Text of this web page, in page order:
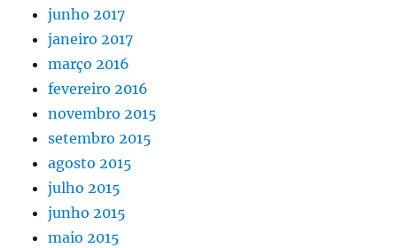
junho 2017
janeiro 2017
março 2016
fevereiro 2016
novembro 2015
setembro 2015
agosto 2015
julho 2015
junho 2015
maio 2015